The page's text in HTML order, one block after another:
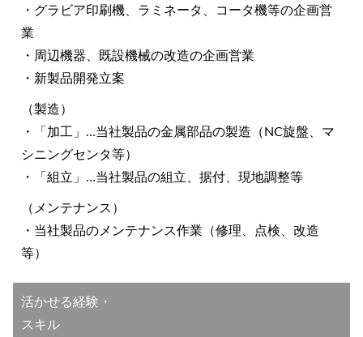
・グラビア印刷機、ラミネータ、コータ機等の企画営
業
・周辺機器、既設機械の改造の企画営業
・新製品開発立案
（製造）
・「加工」…当社製品の金属部品の製造（NC旋盤、マ
シニングセンタ等）
・「組立」…当社製品の組立、据付、現地調整等
（メンテナンス）
・当社製品のメンテナンス作業（修理、点検、改造
等）
活かせる経験・
スキル